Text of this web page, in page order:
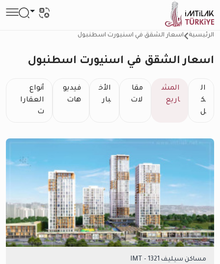
الرئيسية اسعار الشقق في اسنيورت اسطنبول
اسعار الشقق في اسنيورت اسطنبول
ال
ك
ل
المش
اريع
مقا
لات
الأخ
بار
فيديو
هات
أنواع
العقارا
ت
مساكن سيليف IMT - 1321